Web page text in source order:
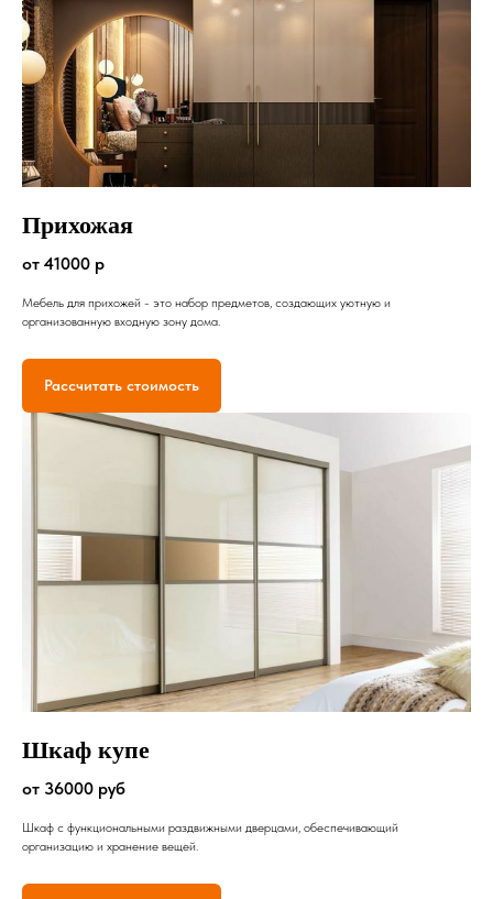
Прихожая
от 41000 р
Мебель для прихожей - это набор предметов, создающих уютную и
организованную входную зону дома.
Рассчитать стоимость
Шкаф купе
от 36000 руб
Шкаф с функциональными раздвижными дверцами, обеспечивающий
организацию и хранение вещей.